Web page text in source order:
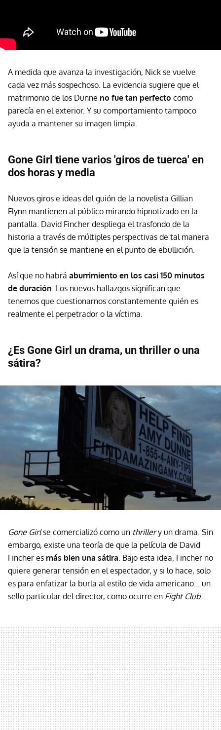
A medida que avanza la investigación, Nick se vuelve
cada vez más sospechoso. La evidencia sugiere que el
matrimonio de los Dunne no fue tan perfecto como
parecía en el exterior. Y su comportamiento tampoco
ayuda a mantener su imagen limpia.
Gone Girl tiene varios 'giros de tuerca' en
dos horas y media
Nuevos giros e ideas del guión de la novelista Gillian
Flynn mantienen al público mirando hipnotizado en la
pantalla. David Fincher despliega el trasfondo de la
historia a través de múltiples perspectivas de tal manera
que la tensión se mantiene en el punto de ebullición.
Así que no habrá aburrimiento en los casi 150 minutos
de duración. Los nuevos hallazgos significan que
tenemos que cuestionarnos constantemente quién es
realmente el perpetrador o la víctima.
¿Es Gone Girl un drama, un thriller o una
sátira?
Gone Girlse comercializó como un thrillery un drama. Sin
embargo, existe una teoría de que la película de David
Fincher es más bien una sátira. Bajo esta idea, Fincher no
quiere generar tensión en el espectador, y si lo hace, solo
es para enfatizar la burla al estilo de vida americano... un
sello particular del director, como ocurre en Fight Club.